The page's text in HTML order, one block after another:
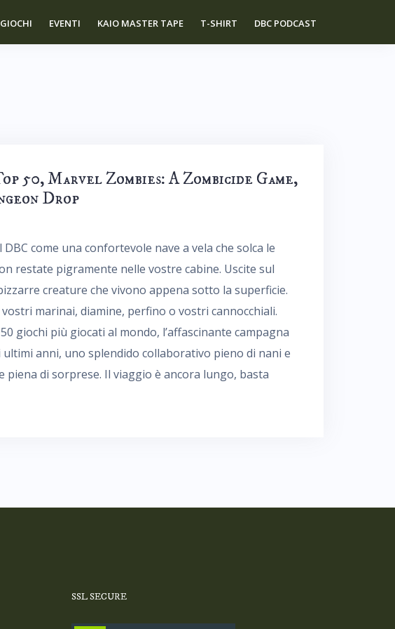
GIOCHI EVENTI KAIO MASTER TAPE T-SHIRT DBC PODCAST
50, Marvel Zombies: A Zombicide Game,
Drop
come una confortevole nave a vela che solca le
restate pigramente nelle vostre cabine. Uscite sul
creature che vivono appena sotto la superficie.
marinai, diamine, perfino o vostri cannocchiali.
giochi più giocati al mondo, l’affascinante campagna
anni, uno splendido collaborativo pieno di nani e
piena di sorprese. Il viaggio è ancora lungo, basta
SSL SECURE